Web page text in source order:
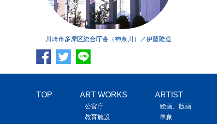
川崎市多摩区総合庁舎（神奈川）／伊藤隆道
TOP ART WORKS
公官庁
教育施設
ARTIST
絵画、版画
墨象